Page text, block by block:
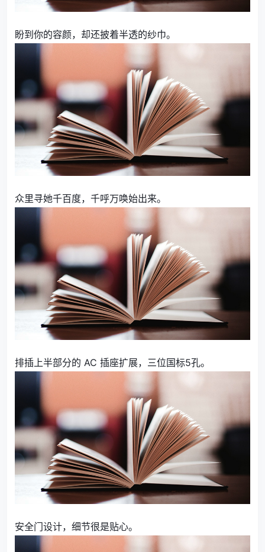
盼到你的容颜，却还披着半透的纱巾。
众里寻她千百度，千呼万唤始出来。
排插上半部分的 AC 插座扩展，三位国标5孔。
安全门设计，细节很是贴心。